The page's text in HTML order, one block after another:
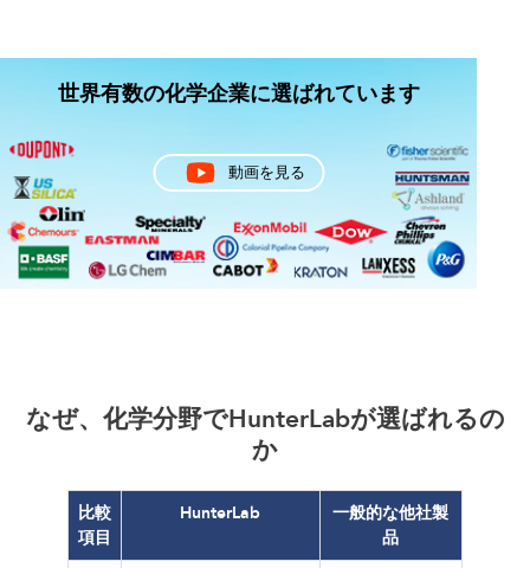
世界有数の化学企業に選ばれています
動画を見る
なぜ、化学分野でHunterLabが選ばれるの
か
比較
項目
HunterLab
一般的な他社製
品